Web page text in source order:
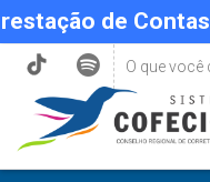
de Contas